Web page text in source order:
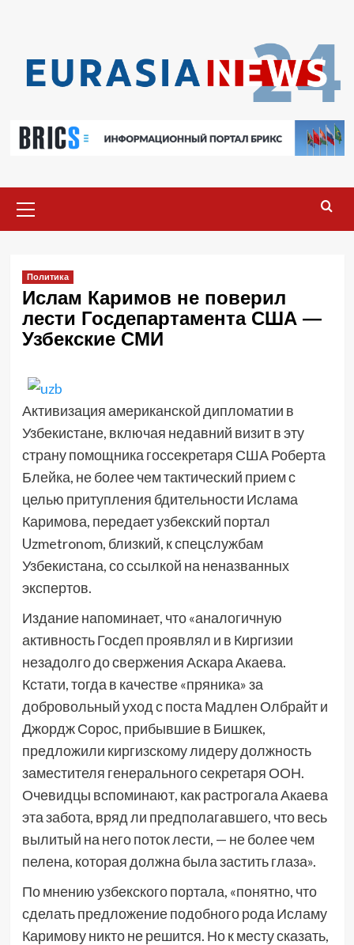
меню
Политика
Ислам Каримов не поверил
лести Госдепартамента США —
Узбекские СМИ
Активизация американской дипломатии в
Узбекистане, включая недавний визит в эту
страну помощника госсекретаря США Роберта
Блейка, не более чем тактический прием с
целью притупления бдительности Ислама
Каримова, передает узбекский портал
Uzmetronom, близкий, к спецслужбам
Узбекистана, со ссылкой на неназванных
экспертов.
Издание напоминает, что «аналогичную
активность Госдеп проявлял и в Киргизии
незадолго до свержения Аскара Акаева.
Кстати, тогда в качестве «пряника» за
добровольный уход с поста Мадлен Олбрайт и
Джордж Сорос, прибывшие в Бишкек,
предложили киргизскому лидеру должность
заместителя генерального секретаря ООН.
Очевидцы вспоминают, как растрогала Акаева
эта забота, вряд ли предполагавшего, что весь
вылитый на него поток лести, — не более чем
пелена, которая должна была застить глаза».
По мнению узбекского портала, «понятно, что
сделать предложение подобного рода Исламу
Каримову никто не решится. Но к месту сказать,